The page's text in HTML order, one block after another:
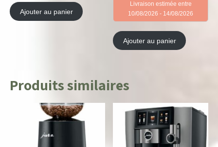
Ajouter au panier
Livraison estimée entre
10/08/2026 - 14/08/2026
Ajouter au panier
Produits similaires